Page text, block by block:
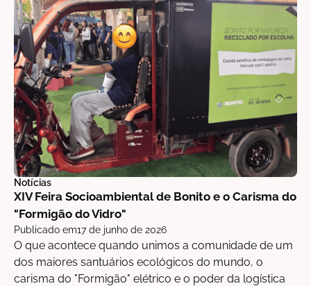
Notícias
XIV Feira Socioambiental de Bonito e o Carisma do
"Formigão do Vidro"
Publicado em17 de junho de 2026
O que acontece quando unimos a comunidade de um
dos maiores santuários ecológicos do mundo, o
carisma do "Formigão" elétrico e o poder da logística